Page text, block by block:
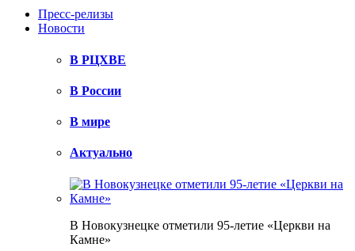
Пресс-релизы
Новости
В РЦХВЕ
В России
В мире
Актуально
В Новокузнецке отметили 95-летие «Церкви на
Камне»